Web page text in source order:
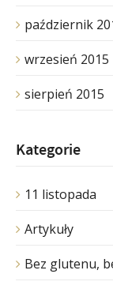
październik
wrzesień 2015
sierpień 2015
Kategorie
11 listopada
Artykuły
Bez glutenu,